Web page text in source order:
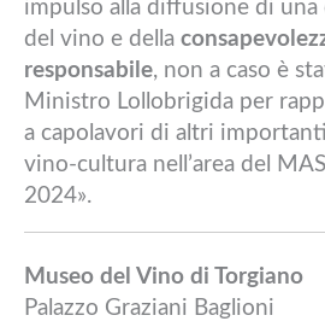
impulso alla diffusione di
del vino e della
responsabile, non a caso è
Ministro Lollobrigida per
a capolavori di altri
vino-cultura nell’area del
2024».
Museo del Vino di Torgiano
Palazzo Graziani Baglioni